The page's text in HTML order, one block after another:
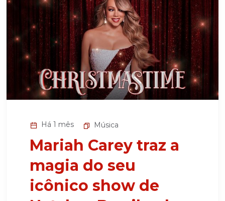
Há 1 mês Música
Mariah Carey traz a
magia do seu
icônico show de